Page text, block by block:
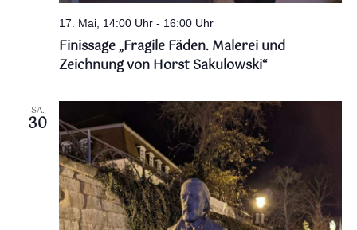
17. Mai, 14:00 Uhr- 16:00 Uhr
Finissage „Fragile Fäden. Malerei und
Zeichnung von Horst Sakulowski“
SA.
30